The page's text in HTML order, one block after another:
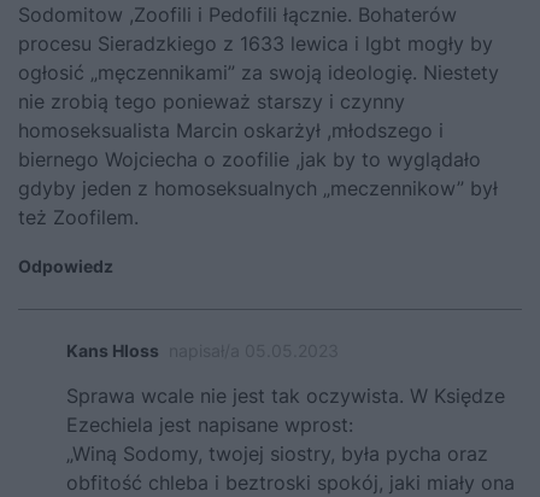
Sodomitow ,Zoofili i Pedofili łącznie. Bohaterów
procesu Sieradzkiego z 1633 lewica i lgbt mogły by
ogłosić „męczennikami” za swoją ideologię. Niestety
nie zrobią tego ponieważ starszy i czynny
homoseksualista Marcin oskarżył ,młodszego i
biernego Wojciecha o zoofilie ,jak by to wyglądało
gdyby jeden z homoseksualnych „meczennikow” był
też Zoofilem.
Odpowiedz
Kans Hloss
Sprawa wcale nie jest tak oczywista. W Księdze
Ezechiela jest napisane wprost:
„Winą Sodomy, twojej siostry, była pycha oraz
obfitość chleba i beztroski spokój, jaki miały ona